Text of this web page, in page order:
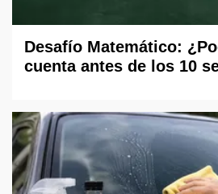
Desafío Matemático:
cuenta antes de los 10